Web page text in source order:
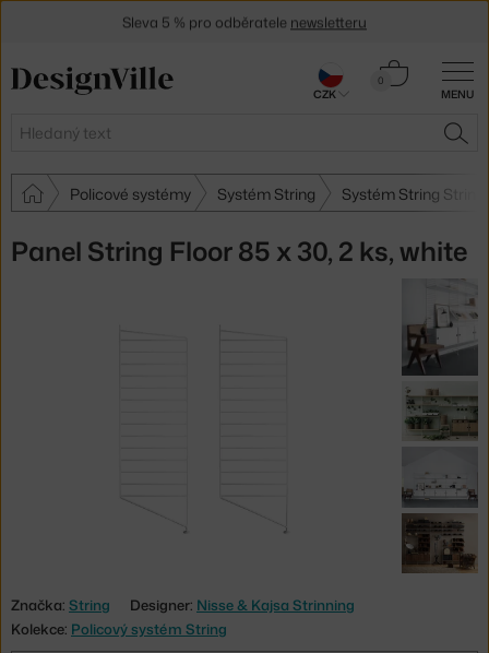
MENU
Hledat
0
Košík
Policové systémy Systém String Systém String String
Panel String Floor 85 x 30, 2 ks, white
Značka: String Designer: Nisse & Kajsa Strinning
Kolekce: Policový systém String
Sleva 5 % pro odběratele newsletteru
CZK